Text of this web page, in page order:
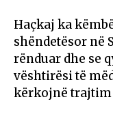
Haçkaj ka
shëndetësor në
rënduar dhe se
vështirësi të
kërkojnë trajtim